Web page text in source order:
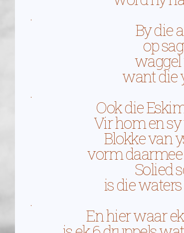
.
By die
op
waggel
want die
.
Ook die
Vir hom en sy
Blokke van
vorm daarmee
Solied
is die
.
En hier waar